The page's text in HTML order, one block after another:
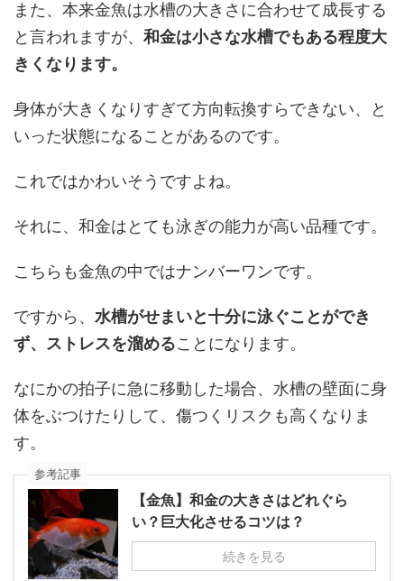
また、本来金魚は水槽の大きさに合わせて成長する
と言われますが、 和金は小さな水槽でもある程度大
きくなります。
身体が大きくなりすぎて方向転換すらできない、と
いった状態になることがあるのです。
これではかわいそうですよね。
それに、和金はとても泳ぎの能力が高い品種です。
こちらも金魚の中ではナンバーワンです。
ですから、 水槽がせまいと十分に泳ぐことができ
ず、ストレスを溜めることになります。
なにかの拍子に急に移動した場合、水槽の壁面に身
体をぶつけたりして、傷つくリスクも高くなりま
す。
参考記事
【金魚】和金の大きさはどれぐら
い？巨大化させるコツは？
続きを見る